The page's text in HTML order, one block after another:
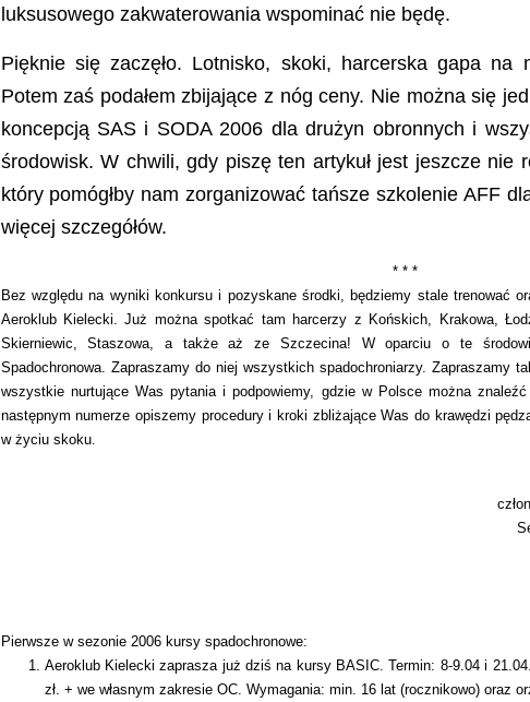
luksusowego zakwaterowania wspominać nie będę.
Pięknie się zaczęło. Lotnisko, skoki, harcerska gapa na
Potem zaś podałem zbijające z nóg ceny. Nie można się
koncepcją SAS i SODA 2006 dla drużyn obronnych i
środowisk. W chwili, gdy piszę ten artykuł jest jeszcze nie
który pomógłby nam zorganizować tańsze szkolenie AFF
więcej szczegółów.
* * *
Bez względu na wyniki konkursu i pozyskane środki, będziemy stale trenować
Aeroklub Kielecki. Już można spotkać tam harcerzy z Końskich, Krakowa,
Skierniewic, Staszowa, a także aż ze Szczecina! W oparciu o te
Spadochronowa. Zapraszamy do niej wszystkich spadochroniarzy. Zapraszamy
wszystkie nurtujące Was pytania i podpowiemy, gdzie w Polsce można
następnym numerze opiszemy procedury i kroki zbliżające Was do krawędzi
w życiu skoku.
Pierwsze w sezonie 2006 kursy spadochronowe:
Aeroklub Kielecki zaprasza już dziś na kursy BASIC. Termin: 8-9.04 i
zł. + we własnym zakresie OC. Wymagania: min. 16 lat (rocznikowo) oraz